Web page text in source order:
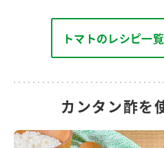
トマトのレシピ一覧
カンタン酢を